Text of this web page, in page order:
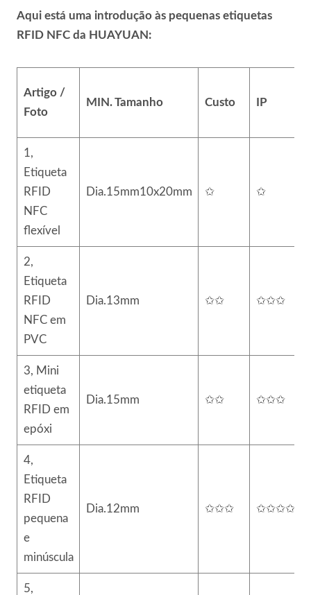
Aqui está uma introdução às pequenas etiquetas
RFID NFC da HUAYUAN:
Artigo /
Foto
MIN.Tamanho Custo IP
1,
Etiqueta
RFID
NFC
flexível
Dia.15mm10x20mm ✩ ✩
2,
Etiqueta
RFID
NFC em
PVC
Dia.13mm ✩✩ ✩✩✩
3, Mini
etiqueta
RFID em
epóxi
Dia.15mm ✩✩ ✩✩✩
4,
Etiqueta
RFID
pequena
e
minúscula
Dia.12mm ✩✩✩ ✩✩✩✩
5,